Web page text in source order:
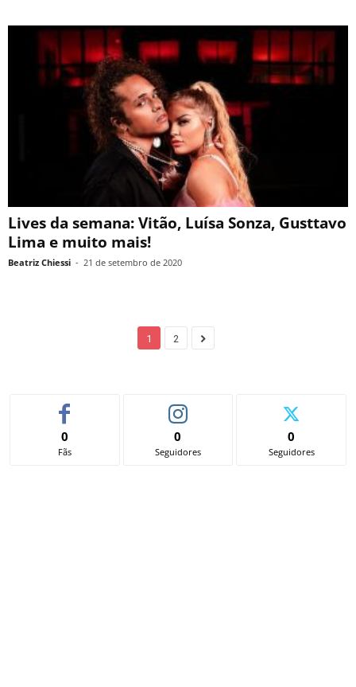
Lives da semana: Vitão, Luísa Sonza, Gusttavo
Lima e muito mais!
Beatriz Chiessi - 21 de setembro de 2020
1 2
0
Fãs
0
Seguidores
0
Seguidores